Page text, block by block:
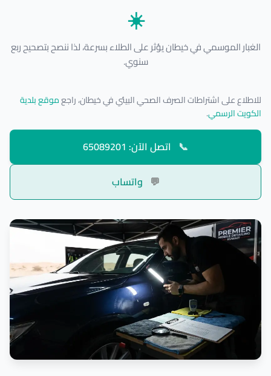
☀️
الغبار الموسمي في خيطان يؤثر على الطلاء بسرعة، لذا ننصح بتصحيح ربع
سنوي.
للاطلاع على اشتراطات الصرف الصحي البيئي في خيطان، راجعموقع بلدية
الكويت الرسمي.
📞 اتصل الآن: 65089201
💬 واتساب